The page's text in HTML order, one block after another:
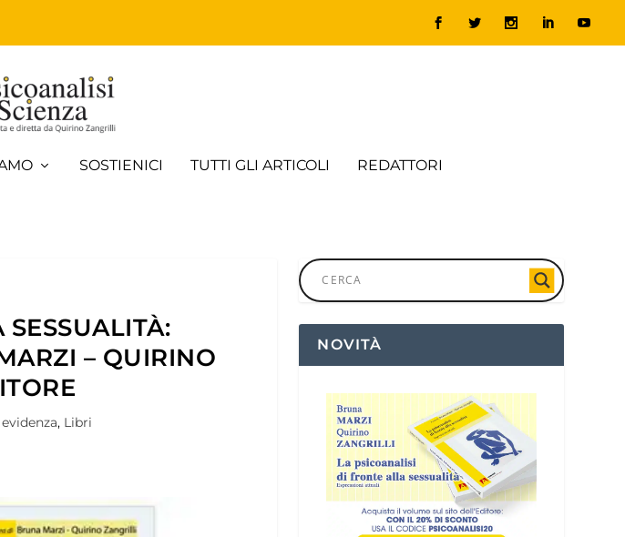
SOSTIENICI TUTTI GLI ARTICOLI REDATTORI
– QUIRINO
, Libri
NOVITÀ